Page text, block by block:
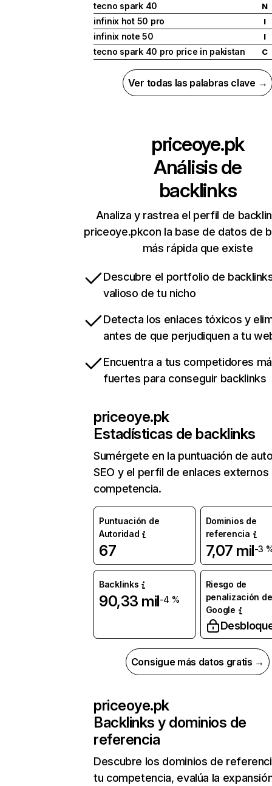
tecno spark 40 N
infinix hot 50 pro I
infinix note 50 I
tecno spark 40 pro price in pakistan C
Ver todas las palabras clave →
priceoye.pk
Análisis de
backlinks
Analiza y rastrea el perfil de
priceoye.pkcon la base de datos de
más rápida que existe
Descubre el portfolio de
valioso de tu nicho
Detecta los enlaces tóxicos y
antes de que perjudiquen a tu
Encuentra a tus competidores
fuertes para conseguir backlinks
priceoye.pk
Estadísticas de backlinks
Sumérgete en la puntuación de
SEO y el perfil de enlaces externos
competencia.
Puntuación de
Autoridad
67
Dominios de
referencia
7,07 mil-3
Backlinks
90,33 mil-4 %
Riesgo de
penalización de
Google
Consigue más datos gratis →
priceoye.pk
Backlinks y dominios de
referencia
Descubre los dominios de
tu competencia, evalúa la